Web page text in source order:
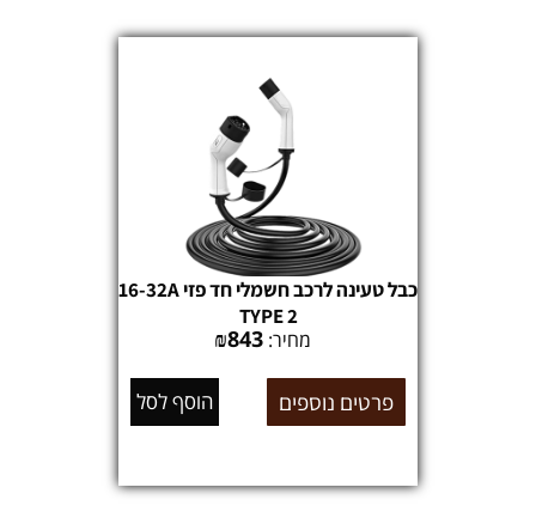
כבל טעינה לרכב חשמלי חד פזי 16-32A
TYPE 2
מחיר:
₪843
פרטים נוספים הוסף לסל